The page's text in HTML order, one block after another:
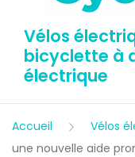
Vélos
bicyclette à
électrique
Accueil Vélos
une nouvelle aide